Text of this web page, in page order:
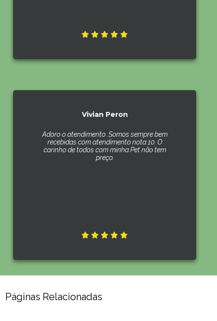
Vivian Peron
Adoro o atendimento .Somos sempre bem
recebidas com atendimento nota 10. O
carinho de todos com minha Pet não tem
preço.
Páginas Relacionadas